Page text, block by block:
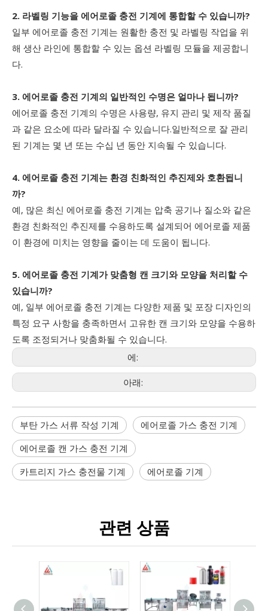
2. 라벨링 기능을 에어로졸 충전 기계에 통합할 수 있습니까?
일부 에어로졸 충전 기계는 원활한 충전 및 라벨링 작업을 위
해 생산 라인에 통합할 수 있는 옵션 라벨링 모듈을 제공합니
다.
3. 에어로졸 충전 기계의 일반적인 수명은 얼마나 됩니까?
에어로졸 충전 기계의 수명은 사용량, 유지 관리 및 제작 품질
과 같은 요소에 따라 달라질 수 있습니다.일반적으로 잘 관리
된 기계는 몇 년 또는 수십 년 동안 지속될 수 있습니다.
4. 에어로졸 충전 기계는 환경 친화적인 추진제와 호환됩니
까?
예, 많은 최신 에어로졸 충전 기계는 압축 공기나 질소와 같은
환경 친화적인 추진제를 수용하도록 설계되어 에어로졸 제품
이 환경에 미치는 영향을 줄이는 데 도움이 됩니다.
5. 에어로졸 충전 기계가 맞춤형 캔 크기와 모양을 처리할 수
있습니까?
예, 일부 에어로졸 충전 기계는 다양한 제품 및 포장 디자인의
특정 요구 사항을 충족하면서 고유한 캔 크기와 모양을 수용하
도록 조정되거나 맞춤화될 수 있습니다.
에:
아래:
부탄 가스 서류 작성 기계
에어로졸 가스 충전 기계
에어로졸 캔 가스 충전 기계
카트리지 가스 충전물 기계
에어로졸 기계
관련 상품